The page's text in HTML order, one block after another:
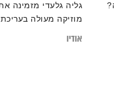
גליה גלעדי מזמינה
מוזיקה מעולה
אודיו